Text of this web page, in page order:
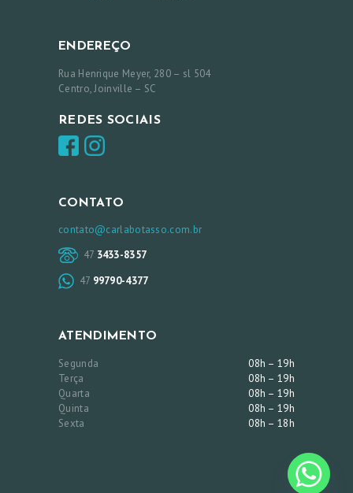
ENDEREÇO
Rua Henrique Meyer, 280 – sl 504
Centro, Joinville – SC
REDES SOCIAIS
CONTATO
contato@carlabotasso.com.br
47 3433-8357
47 99790-4377
ATENDIMENTO
Segunda
08h – 19h
Terça
08h – 19h
Quarta
08h – 19h
Quinta
08h – 19h
Sexta
08h – 18h